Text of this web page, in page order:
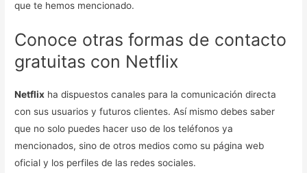
que te hemos mencionado.
Conoce otras formas de contacto
gratuitas con Netflix
Netflix ha dispuestos canales para la comunicación directa
con sus usuarios y futuros clientes. Así mismo debes saber
que no solo puedes hacer uso de los teléfonos ya
mencionados, sino de otros medios como su página web
oficial y los perfiles de las redes sociales.